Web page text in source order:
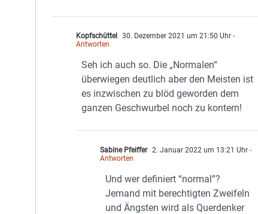
Kopfschüttel 30. Dezember 2021 um 21:50 Uhr -
Antworten
Seh ich auch so. Die „Normalen“
überwiegen deutlich aber den Meisten ist
es inzwischen zu blöd geworden dem
ganzen Geschwurbel noch zu kontern!
Sabine Pfeiffer 2. Januar 2022 um 13:21 Uhr -
Antworten
Und wer definiert “normal”?
Jemand mit berechtigten Zweifeln
und Ängsten wird als Querdenker